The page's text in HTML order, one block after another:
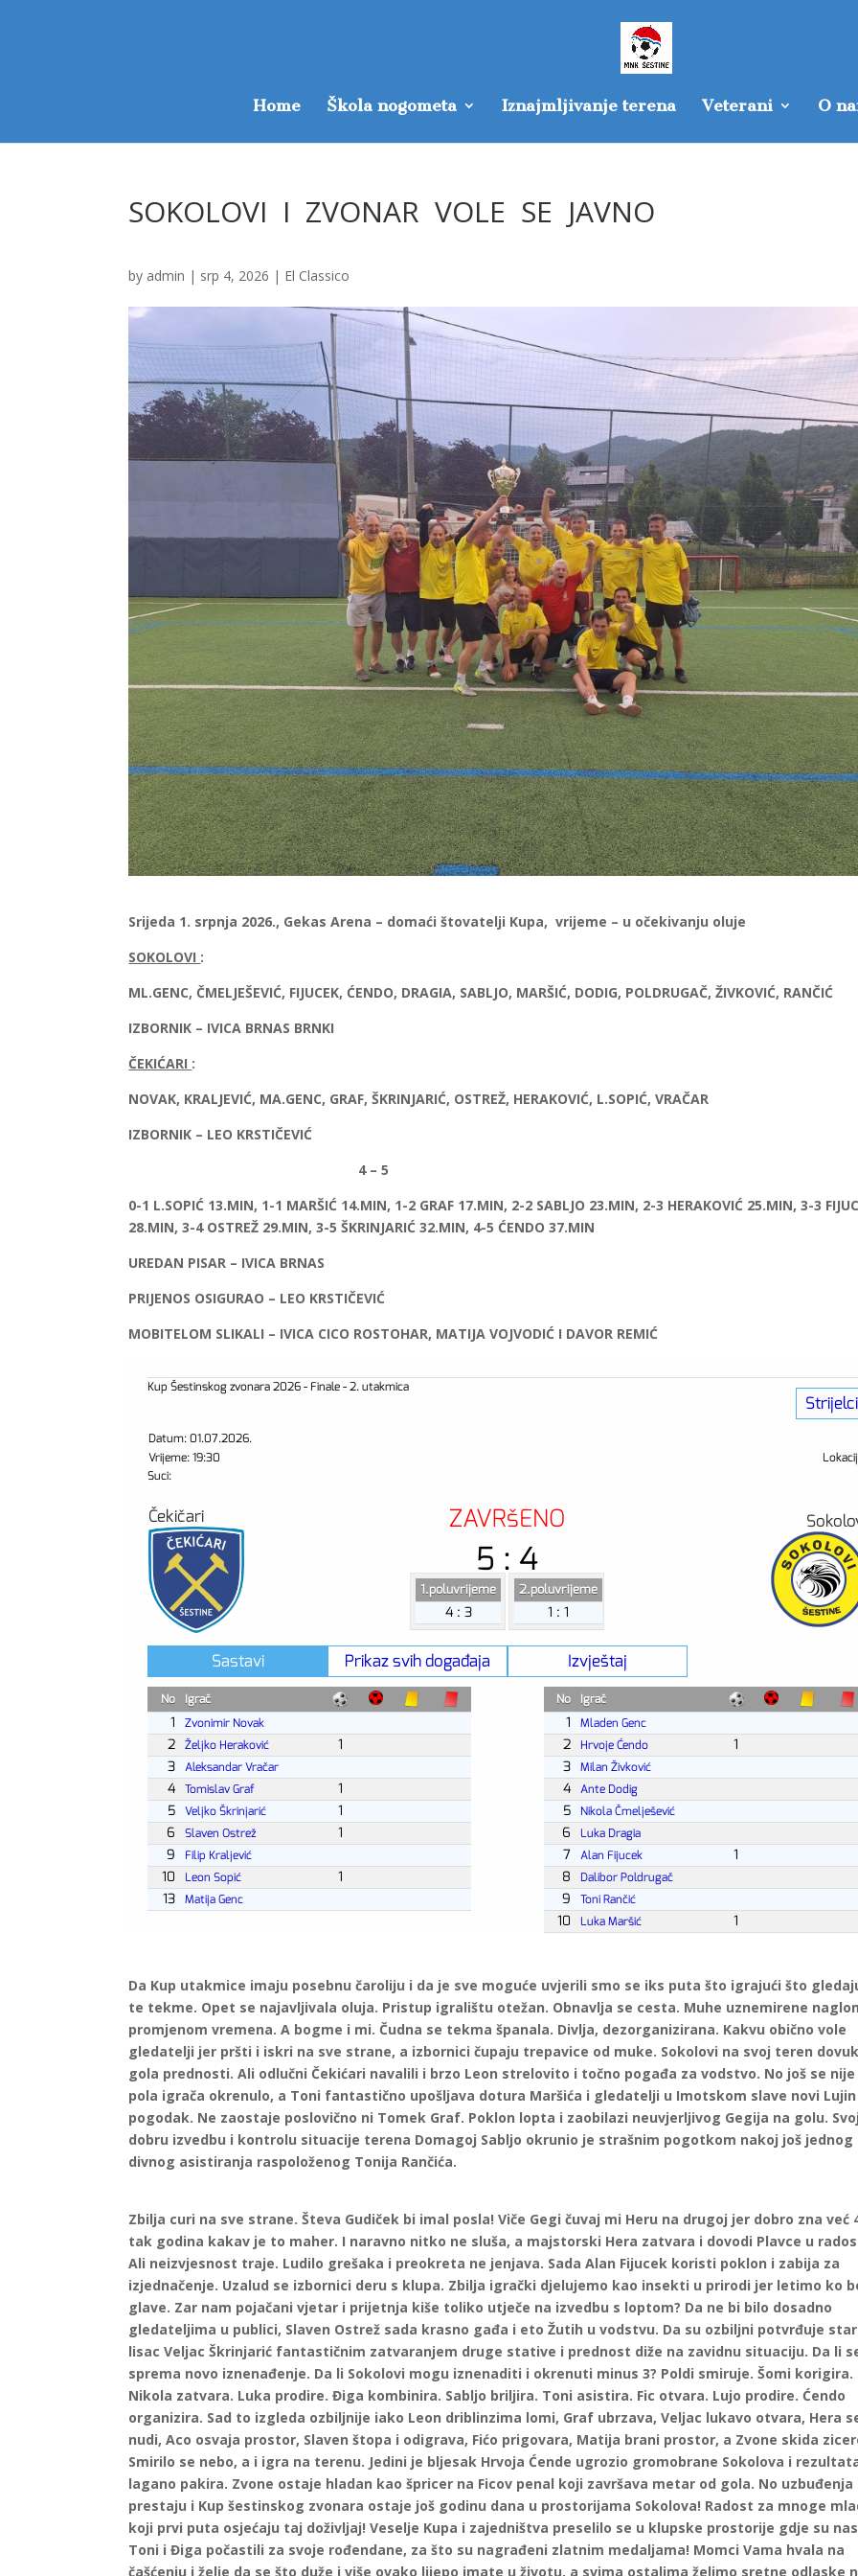
Home Škola nogometa Iznajmljivanje terena Veterani O
SOKOLOVI I ZVONAR VOLE SE JAVNO
by admin | srp 4, 2026 | El Classico
Srijeda 1. srpnja 2026., Gekas Arena – domaći štovatelji Kupa, vrijeme – u očekivanju oluje
SOKOLOVI :
ML.GENC, ČMELJEŠEVIĆ, FIJUCEK, ĆENDO, DRAGIA, SABLJO, MARŠIĆ, DODIG, POLDRUGAČ, ŽIVKOVIĆ, RANČIĆ
IZBORNIK – IVICA BRNAS BRNKI
ČEKIĆARI :
NOVAK, KRALJEVIĆ, MA.GENC, GRAF, ŠKRINJARIĆ, OSTREŽ, HERAKOVIĆ, L.SOPIĆ, VRAČAR
IZBORNIK – LEO KRSTIČEVIĆ
4 – 5
0-1 L.SOPIĆ 13.MIN, 1-1 MARŠIĆ 14.MIN, 1-2 GRAF 17.MIN, 2-2 SABLJO 23.MIN, 2-3 HERAKOVIĆ 25.MIN, 3-3
28.MIN, 3-4 OSTREŽ 29.MIN, 3-5 ŠKRINJARIĆ 32.MIN, 4-5 ĆENDO 37.MIN
UREDAN PISAR – IVICA BRNAS
PRIJENOS OSIGURAO – LEO KRSTIČEVIĆ
MOBITELOM SLIKALI – IVICA CICO ROSTOHAR, MATIJA VOJVODIĆ I DAVOR REMIĆ
Da Kup utakmice imaju posebnu čaroliju i da je sve moguće uvjerili smo se iks puta što igrajući što
te tekme. Opet se najavljivala oluja. Pristup igralištu otežan. Obnavlja se cesta. Muhe uznemirene
promjenom vremena. A bogme i mi. Čudna se tekma španala. Divlja, dezorganizirana. Kakvu obično vole
gledatelji jer pršti i iskri na sve strane, a izbornici čupaju trepavice od muke. Sokolovi na svoj teren
gola prednosti. Ali odlučni Čekićari navalili i brzo Leon strelovito i točno pogađa za vodstvo. No još se nije
pola igrača okrenulo, a Toni fantastično upošljava dotura Maršića i gledatelji u Imotskom slave novi Lujin
pogodak. Ne zaostaje poslovično ni Tomek Graf. Poklon lopta i zaobilazi neuvjerljivog Gegija na golu.
dobru izvedbu i kontrolu situacije terena Domagoj Sabljo okrunio je strašnim pogotkom nakoj još jednog
divnog asistiranja raspoloženog Tonija Rančića.
Zbilja curi na sve strane. Števa Gudiček bi imal posla! Viče Gegi čuvaj mi Heru na drugoj jer dobro zna već
tak godina kakav je to maher. I naravno nitko ne sluša, a majstorski Hera zatvara i dovodi Plavce u
Ali neizvjesnost traje. Ludilo grešaka i preokreta ne jenjava. Sada Alan Fijucek koristi poklon i zabija za
izjednačenje. Uzalud se izbornici deru s klupa. Zbilja igrački djelujemo kao insekti u prirodi jer letimo ko
glave. Zar nam pojačani vjetar i prijetnja kiše toliko utječe na izvedbu s loptom? Da ne bi bilo dosadno
gledateljima u publici, Slaven Ostrež sada krasno gađa i eto Žutih u vodstvu. Da su ozbiljni potvrđuje
lisac Veljac Škrinjarić fantastičnim zatvaranjem druge stative i prednost diže na zavidnu situaciju. Da li
sprema novo iznenađenje. Da li Sokolovi mogu iznenaditi i okrenuti minus 3? Poldi smiruje. Šomi korigira.
Nikola zatvara. Luka prodire. Điga kombinira. Sabljo briljira. Toni asistira. Fic otvara. Lujo prodire. Ćendo
organizira. Sad to izgleda ozbiljnije iako Leon driblinzima lomi, Graf ubrzava, Veljac lukavo otvara, Hera
nudi, Aco osvaja prostor, Slaven štopa i odigrava, Fićo prigovara, Matija brani prostor, a Zvone skida
Smirilo se nebo, a i igra na terenu. Jedini je bljesak Hrvoja Ćende ugrozio gromobrane Sokolova i
lagano pakira. Zvone ostaje hladan kao špricer na Ficov penal koji završava metar od gola. No uzbuđenja
prestaju i Kup šestinskog zvonara ostaje još godinu dana u prostorijama Sokolova! Radost za mnoge
koji prvi puta osjećaju taj doživljaj! Veselje Kupa i zajedništva preselilo se u klupske prostorije gdje su nas
Toni i Điga počastili za svoje rođendane, za što su nagrađeni zlatnim medaljama! Momci Vama hvala na
čašćenju i želje da se što duže i više ovako lijepo imate u životu, a svima ostalima želimo sretne odlaske